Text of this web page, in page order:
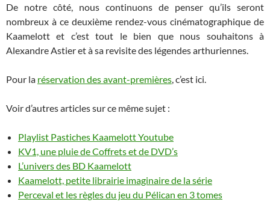
De notre côté, nous continuons de penser qu’ils seront
nombreux à ce deuxième rendez-vous cinématographique de
Kaamelott et c’est tout le bien que nous souhaitons à
Alexandre Astier et à sa revisite des légendes arthuriennes.
Pour la réservation des avant-premières, c’est ici.
Voir d’autres articles sur ce même sujet :
Playlist Pastiches Kaamelott Youtube
KV1, une pluie de Coffrets et de DVD’s
L’univers des BD Kaamelott
Kaamelott, petite librairie imaginaire de la série
Perceval et les règles du jeu du Pélican en 3 tomes